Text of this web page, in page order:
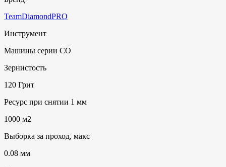
TeamDiamondPRO
Инструмент
Машины серии СО
Зернистость
120 Грит
Ресурс при снятии 1 мм
1000 м2
Выборка за проход, макс
0.08 мм